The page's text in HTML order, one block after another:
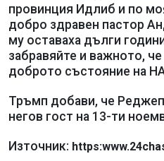
провинция Идлиб и по
добро здравен пастор
му оставаха дълги
забравяйте и важното,
доброто състояние на
Тръмп добави, че
негов гост на 13-ти
Източник: